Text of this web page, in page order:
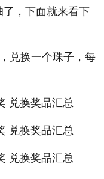
，下面就来看下
兑换一个珠子，每